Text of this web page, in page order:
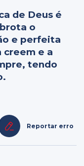
de Deus é
o
e perfeita
creem e a
tendo
Reportar erro